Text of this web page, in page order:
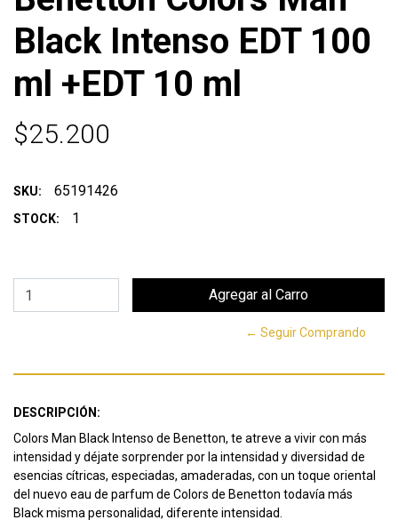
Black Intenso EDT 100
ml +EDT 10 ml
$25.200
SKU: 65191426
STOCK: 1
← Seguir Comprando
DESCRIPCIÓN:
Colors Man Black Intenso de Benetton, te atreve a vivir con más
intensidad y déjate sorprender por la intensidad y diversidad de
esencias cítricas, especiadas, amaderadas, con un toque oriental
del nuevo eau de parfum de Colors de Benetton todavía más
Black misma personalidad, diferente intensidad.